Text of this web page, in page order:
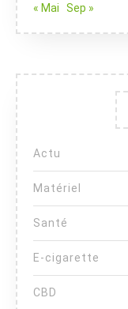
« Mai Sep »
Actu
Matériel
Santé
E-cigarette
CBD